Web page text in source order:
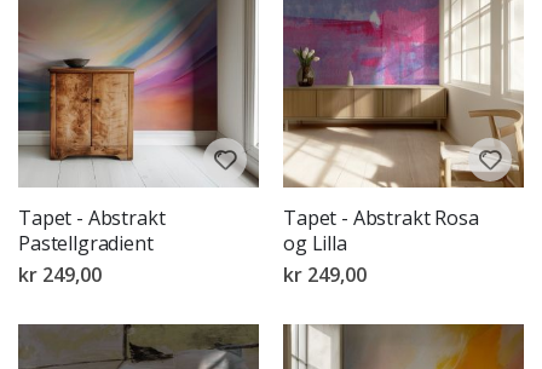
Tapet - Abstrakt
Pastellgradient
kr 249,00
Tapet - Abstrakt Rosa
og Lilla
kr 249,00